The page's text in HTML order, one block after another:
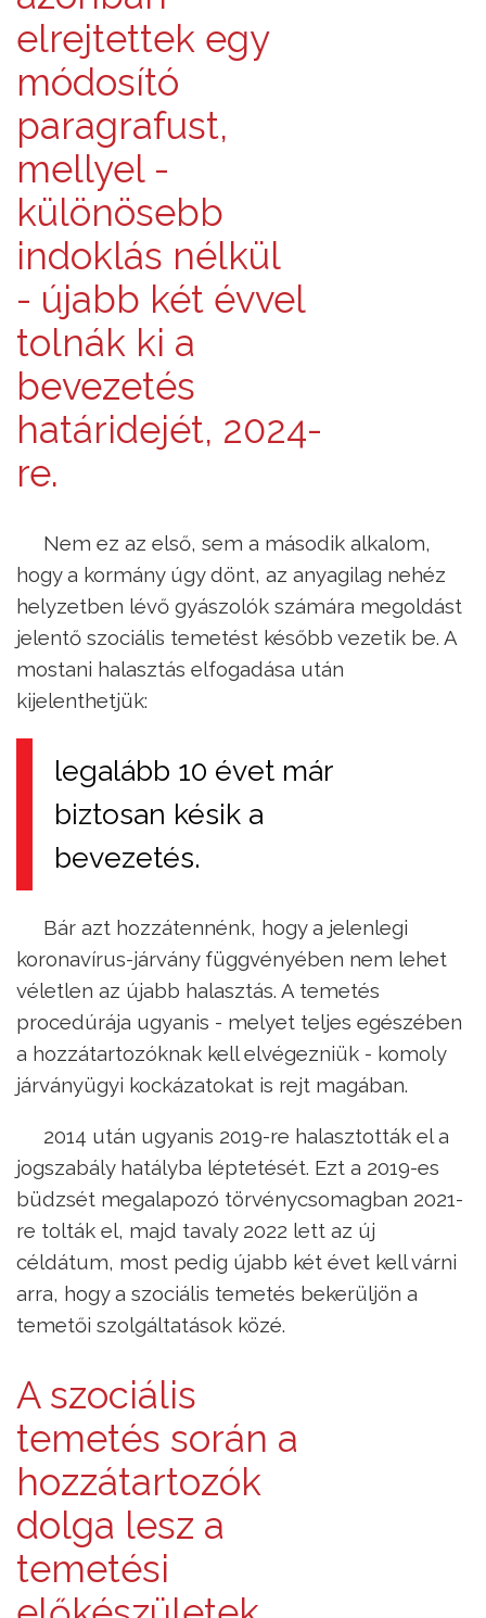
elrejtettek egy
módosító
paragrafust,
mellyel -
különösebb
indoklás nélkül
- újabb két évvel
tolnák ki a
bevezetés
határidejét, 2024-
re.
Nem ez az első, sem a második alkalom,
hogy a kormány úgy dönt, az anyagilag nehéz
helyzetben lévő gyászolók számára megoldást
jelentő szociális temetést később vezetik be. A
mostani halasztás elfogadása után
kijelenthetjük:
legalább 10 évet már
biztosan késik a
bevezetés.
Bár azt hozzátennénk, hogy a jelenlegi
koronavírus-járvány függvényében nem lehet
véletlen az újabb halasztás. A temetés
procedúrája ugyanis - melyet teljes egészében
a hozzátartozóknak kell elvégezniük - komoly
járványügyi kockázatokat is rejt magában.
2014 után ugyanis 2019-re halasztották el a
jogszabály hatályba léptetését. Ezt a 2019-es
büdzsét megalapozó törvénycsomagban 2021-
re tolták el, majd tavaly 2022 lett az új
céldátum, most pedig újabb két évet kell várni
arra, hogy a szociális temetés bekerüljön a
temetői szolgáltatások közé.
A szociális
temetés során a
hozzátartozók
dolga lesz a
temetési